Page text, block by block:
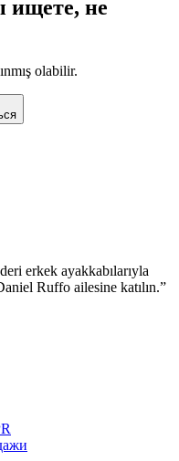
ищете, не
olabilir.
erkek ayakkabılarıyla
Ruffo ailesine katılın.”